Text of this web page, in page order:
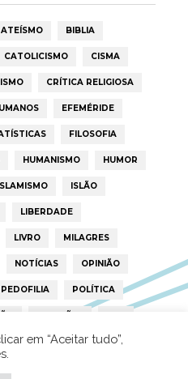
ATEÍSMO BIBLIA
CATOLICISMO CISMA
CRÍTICA RELIGIOSA
EFEMÉRIDE
FILOSOFIA
HUMANISMO HUMOR
ISLÃO
LIBERDADE
LIVRO MILAGRES
NOTÍCIAS OPINIÃO
PEDOFILIA POLÍTICA
RELIGIÕES RTP
em “Aceitar tudo”,